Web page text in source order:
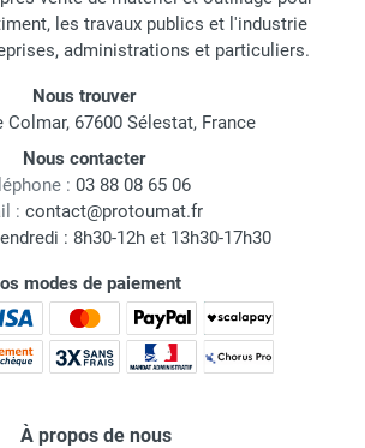
les travaux publics et l'industrie
administrations et particuliers.
Nous trouver
Colmar, 67600 Sélestat, France
Nous contacter
: 03 88 08 65 06
: contact@protoumat.fr
: 8h30-12h et 13h30-17h30
modes de paiement
À propos de nous